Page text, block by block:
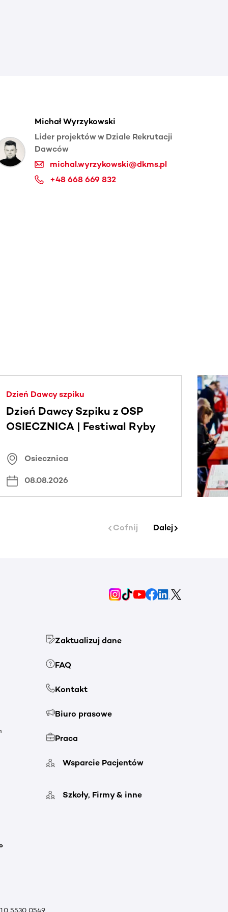
Michał Wyrzykowski
Lider projektów w Dziale Rekrutacji
Dawców
michal.wyrzykowski@dkms.pl
+48 668 669 832
Dzień Dawcy szpiku
Dzień Dawcy Szpiku z OSP
OSIECZNICA | Festiwal Ryby
Osiecznica
08.08.2026
Cofnij Dalej
Zaktualizuj dane
FAQ
Kontakt
Biuro prasowe
Praca
Wsparcie Pacjentów
Szkoły, Firmy & inne
5530 0549